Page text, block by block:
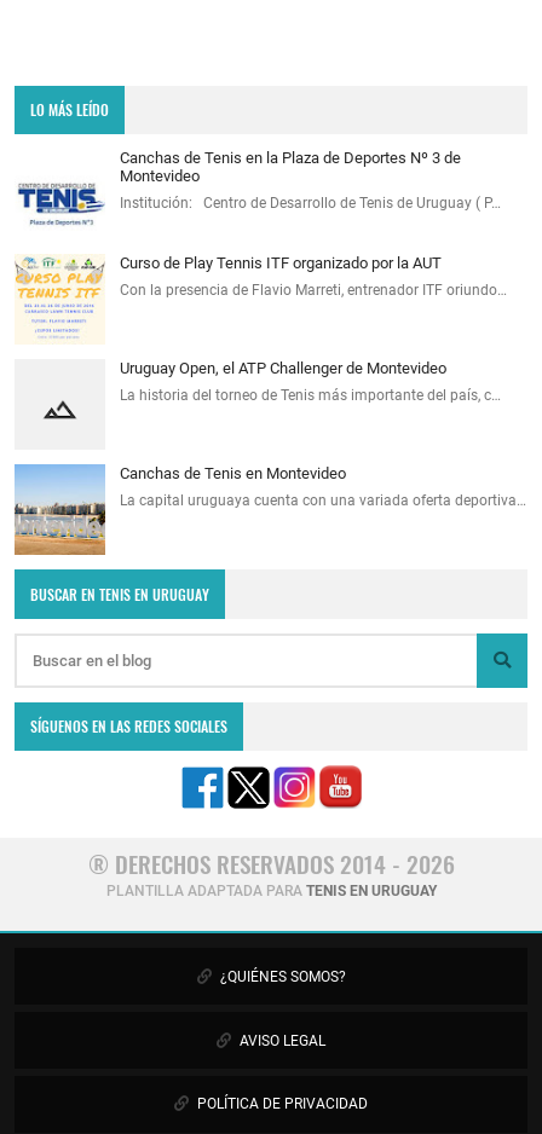
LO MÁS LEÍDO
Canchas de Tenis en la Plaza de Deportes Nº 3 de
Montevideo
Institución: Centro de Desarrollo de Tenis de Uruguay ( P…
Curso de Play Tennis ITF organizado por la AUT
Con la presencia de Flavio Marreti, entrenador ITF oriundo…
Uruguay Open, el ATP Challenger de Montevideo
La historia del torneo de Tenis más importante del país, c…
Canchas de Tenis en Montevideo
La capital uruguaya cuenta con una variada oferta deportiva…
BUSCAR EN TENIS EN URUGUAY
SÍGUENOS EN LAS REDES SOCIALES
® DERECHOS RESERVADOS 2014 - 2026
PLANTILLA ADAPTADA PARA TENIS EN URUGUAY
¿QUIÉNES SOMOS?
AVISO LEGAL
POLÍTICA DE PRIVACIDAD